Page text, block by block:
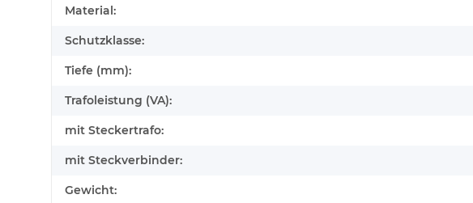
Material:
Schutzklasse:
Tiefe (mm):
Trafoleistung (VA):
mit Steckertrafo:
mit Steckverbinder:
Gewicht: